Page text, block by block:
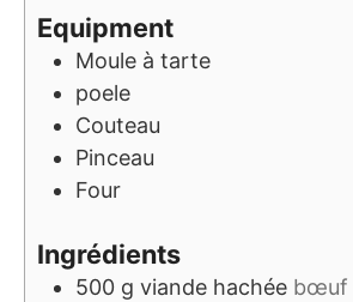
Equipment
Moule à tarte
poele
Couteau
Pinceau
Four
Ingrédients
500 g viande hachée bœuf